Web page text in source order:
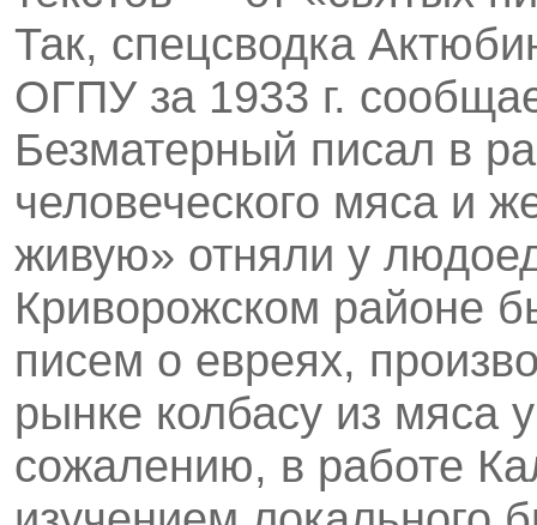
Так, спецсводка
ОГПУ за 1933 г.
Безматерный писал в
человеческого мяса и
живую» отняли у
Криворожском районе
писем о евреях,
рынке колбасу из мяса
сожалению, в работе